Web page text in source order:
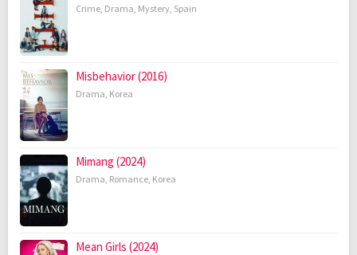
Crime Drama Mystery Spain
Misbehavior (2016)
Drama Korea
Mimang (2024)
Drama Romance Korea
Mean Girls (2024)